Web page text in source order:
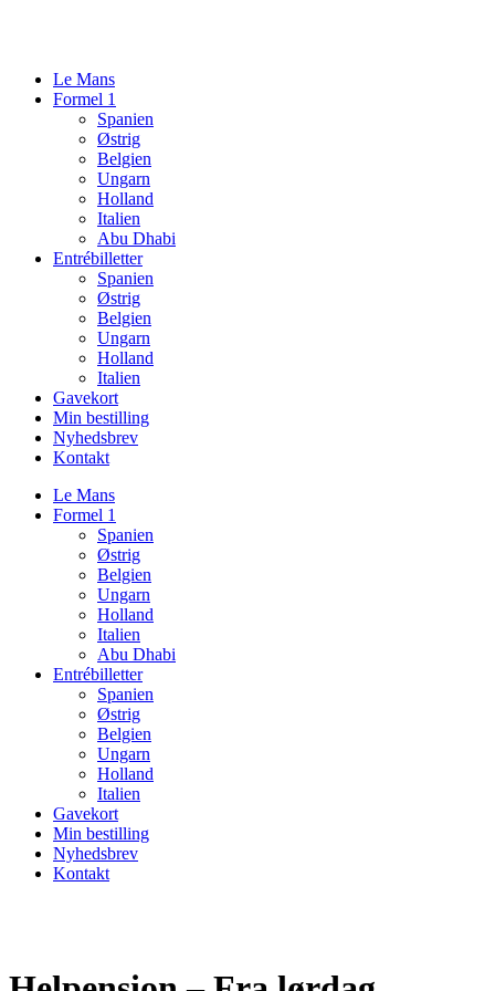
Le Mans
Formel 1
Spanien
Østrig
Belgien
Ungarn
Holland
Italien
Abu Dhabi
Entrébilletter
Spanien
Østrig
Belgien
Ungarn
Holland
Italien
Gavekort
Min bestilling
Nyhedsbrev
Kontakt
Le Mans
Formel 1
Spanien
Østrig
Belgien
Ungarn
Holland
Italien
Abu Dhabi
Entrébilletter
Spanien
Østrig
Belgien
Ungarn
Holland
Italien
Gavekort
Min bestilling
Nyhedsbrev
Kontakt